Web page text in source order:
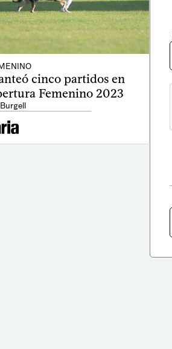
cinco partidos en
Femenino 2023